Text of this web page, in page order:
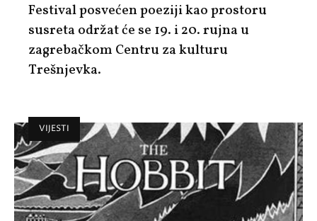
Festival posvećen poeziji kao prostoru
susreta održat će se 19. i 20. rujna u
zagrebačkom Centru za kulturu
Trešnjevka.
VIJESTI